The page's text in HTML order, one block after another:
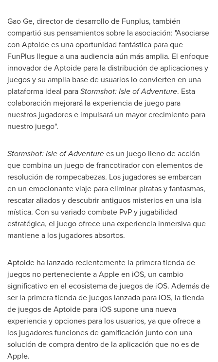
Gao Ge, director de desarrollo de Funplus, también
compartió sus pensamientos sobre la asociación: "Asociarse
con Aptoide es una oportunidad fantástica para que
FunPlus llegue a una audiencia aún más amplia. El enfoque
innovador de Aptoide para la distribución de aplicaciones y
juegos y su amplia base de usuarios lo convierten en una
plataforma ideal paraStormshot: Isle of Adventure. Esta
colaboración mejorará la experiencia de juego para
nuestros jugadores e impulsará un mayor crecimiento para
nuestro juego".
Stormshot: Isle of Adventurees un juego lleno de acción
que combina un juego de francotirador con elementos de
resolución de rompecabezas. Los jugadores se embarcan
en un emocionante viaje para eliminar piratas y fantasmas,
rescatar aliados y descubrir antiguos misterios en una isla
mística. Con su variado combate PvP y jugabilidad
estratégica, el juego ofrece una experiencia inmersiva que
mantiene a los jugadores absortos.
Aptoide ha lanzado recientemente la primera tienda de
juegos no perteneciente a Apple en iOS, un cambio
significativo en el ecosistema de juegos de iOS. Además de
ser la primera tienda de juegos lanzada para iOS, la tienda
de juegos de Aptoide para iOS supone una nueva
experiencia y opciones para los usuarios, ya que ofrece a
los jugadores funciones de gamificación junto con una
solución de compra dentro de la aplicación que no es de
Apple.